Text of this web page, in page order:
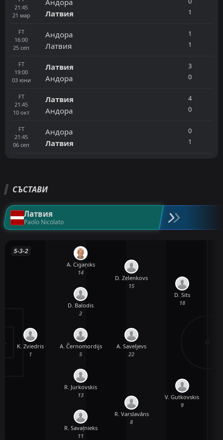
21:45
21 мар
Латвия
1
FT
16:00
25 сеп
Андора
Латвия
1
1
FT
19:00
03 юни
Латвия
Андора
3
0
FT
21:45
10 окт
Латвия
Андора
4
0
FT
21:45
06 сеп
Андора
Латвия
0
1
СЪСТАВИ
Латвия
Paolo Nicolato
5-3-2
K. Zviedris
1
R. Savaļnieks
11
R. Jurkovskis
13
A. Černomordijs
5
D. Balodis
2
A. Cigaņiks
14
R. Varslavāns
8
A. Saveljevs
22
D. Zelenkovs
15
V. Gutkovskis
9
D. Sits
18